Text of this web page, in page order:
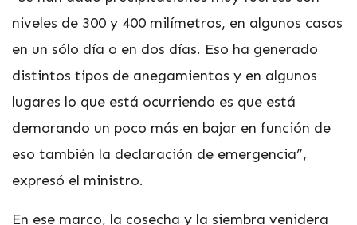
niveles de 300 y 400 milímetros, en algunos casos
en un sólo día o en dos días. Eso ha generado
distintos tipos de anegamientos y en algunos
lugares lo que está ocurriendo es que está
demorando un poco más en bajar en función de
eso también la declaración de emergencia”,
expresó el ministro.
En ese marco, la cosecha y la siembra venidera